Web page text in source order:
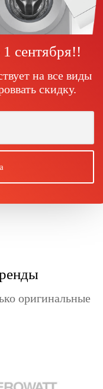
1 сентября!!
на все виды
скидку.
оригинальные